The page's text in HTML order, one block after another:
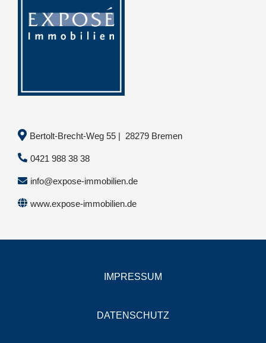
Bertolt-Brecht-Weg 55 | 28279 Bremen
0421 988 38 38
info@expose-immobilien.de
www.expose-immobilien.de
IMPRESSUM
DATENSCHUTZ